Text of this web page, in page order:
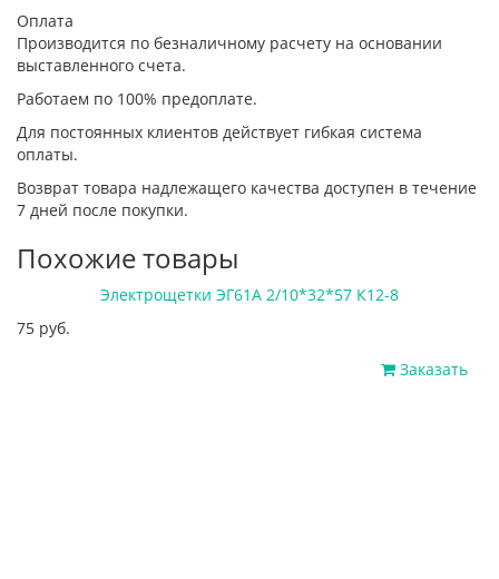
Оплата
Производится по безналичному расчету на основании
выставленного счета.
Работаем по 100% предоплате.
Для постоянных клиентов действует гибкая система
оплаты.
Возврат товара надлежащего качества доступен в течение
7 дней после покупки.
Похожие товары
Электрощетки ЭГ61А 2/10*32*57 К12-8
75 руб.
Заказать